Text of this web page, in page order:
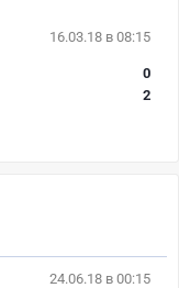
16.03.18 в 08:15
0
2
24.06.18 в 00:15